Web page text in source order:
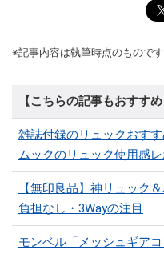
※記事内容は執筆時点のもので
【こちらの記事もおすすめ
雑誌付録のリュックおす
ムックのリュック使用感
【無印良品】神リュック
負担なし・3Wayの注目
モンベル「メッシュギア